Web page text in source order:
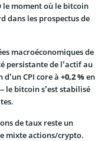
le moment où le bitcoin
dans les prospectus de
macroéconomiques de
persistante de l’actif au
CPI core à +0,2 %en
le bitcoin s’est stabilisé
de taux reste un
mixte actions/crypto.